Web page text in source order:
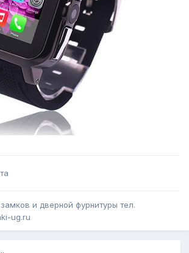
и дверной фурнитуры тел.
ug.ru